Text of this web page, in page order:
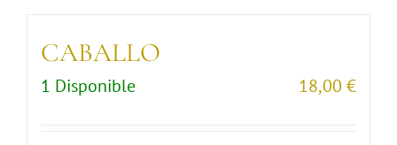
CABALLO
1 Disponible 18,00 €